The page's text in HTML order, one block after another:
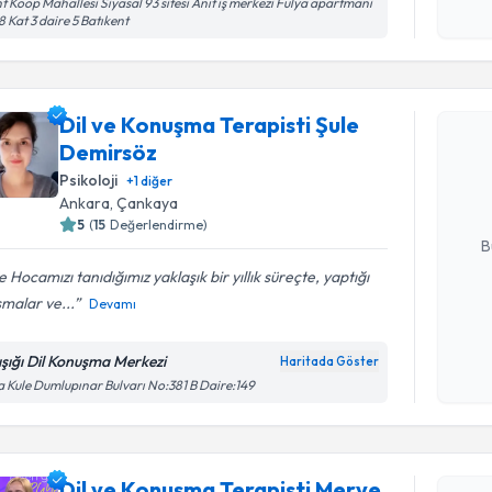
Kat 3 daire 5 Batıkent
Dil ve Konuşma Terapisti Şule
Demirsöz
Psikoloji +1diğer
Ankara , Çankaya
5 (15 Değerlendirme)
Hocamızı tanıdığımız yaklaşık bir yıllık süreçte, yaptığı
ve...
Devamı
Dil Konuşma Merkezi Haritada Göster
Kule Dumlupınar Bulvarı No:381 B Daire:149
Randevu
Randevu